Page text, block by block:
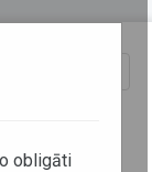
obligāti